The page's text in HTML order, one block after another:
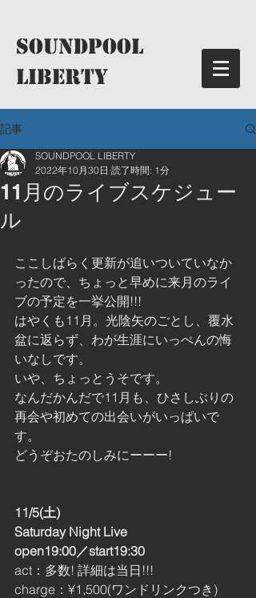
​SoundPool
LIBERTY
記事
11月のライブスケジュー
ル
SOUNDPOOL LIBERTY
2022年10月30日 読了時間: 1分
ここしばらく更新が追いついていなか
ったので、ちょっと早めに来月のライ
ブの予定を一挙公開!!!
はやくも11月。光陰矢のごとし、覆水
盆に返らず、わが生涯にいっぺんの悔
いなしです。
いや、ちょっとうそです。
なんだかんだで11月も、ひさしぶりの
再会や初めての出会いがいっぱいで
す。
どうぞおたのしみにーーー!
11/5(土)
Saturday Night Live
open19:00／start19:30
act：多数! 詳細は当日!!!
charge：¥1,500(ワンドリンクつき)